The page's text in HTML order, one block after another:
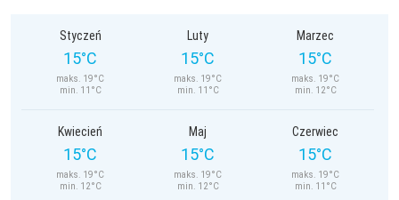
Styczeń
15°C
maks. 19°C
min. 11°C
Luty
15°C
maks. 19°C
min. 11°C
Marzec
15°C
maks. 19°C
min. 12°C
Kwiecień
15°C
maks. 19°C
min. 12°C
Maj
15°C
maks. 19°C
min. 12°C
Czerwiec
15°C
maks. 19°C
min. 11°C